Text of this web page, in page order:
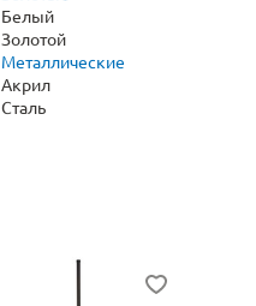
Белый
Золотой
Металлические
Акрил
Сталь